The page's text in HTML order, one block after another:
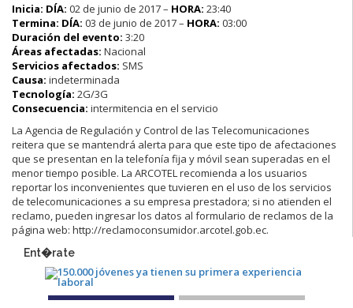
Inicia: DÍA: 02 de junio de 2017 – HORA: 23:40
Termina: DÍA: 03 de junio de 2017 – HORA: 03:00
Duración del evento: 3:20
Áreas afectadas: Nacional
Servicios afectados: SMS
Causa: indeterminada
Tecnología: 2G/3G
Consecuencia: intermitencia en el servicio
La Agencia de Regulación y Control de las Telecomunicaciones
reitera que se mantendrá alerta para que este tipo de afectaciones
que se presentan en la telefonía fija y móvil sean superadas en el
menor tiempo posible. La ARCOTEL recomienda a los usuarios
reportar los inconvenientes que tuvieren en el uso de los servicios
de telecomunicaciones a su empresa prestadora; si no atienden el
reclamo, pueden ingresar los datos al formulario de reclamos de la
página web: http://reclamoconsumidor.arcotel.gob.ec.
Ent�rate